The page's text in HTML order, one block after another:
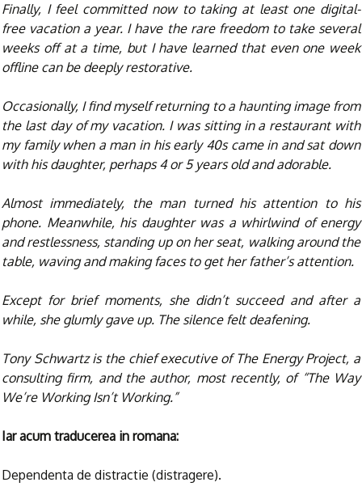
Finally, I feel committed now to taking at least one digital-
free vacation a year. I have the rare freedom to take several
weeks off at a time, but I have learned that even one week
offline can be deeply restorative.
Occasionally, I find myself returning to a haunting image from
the last day of my vacation. I was sitting in a restaurant with
my family when a man in his early 40s came in and sat down
with his daughter, perhaps 4 or 5 years old and adorable.
Almost immediately, the man turned his attention to his
phone. Meanwhile, his daughter was a whirlwind of energy
and restlessness, standing up on her seat, walking around the
table, waving and making faces to get her father’s attention.
Except for brief moments, she didn’t succeed and after a
while, she glumly gave up. The silence felt deafening.
Tony Schwartz is the chief executive of The Energy Project, a
consulting firm, and the author, most recently, of “The Way
We’re Working Isn’t Working.”
Iar acum traducerea in romana:
Dependenta de distractie (distragere).